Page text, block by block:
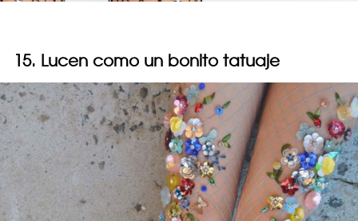
15. Lucen como un bonito tatuaje